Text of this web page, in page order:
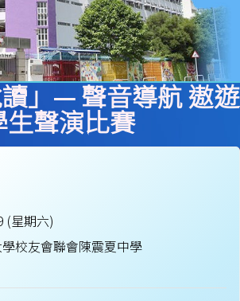
讀」— 聲音導航 遨遊
生聲演比賽
(星期六)
校友會聯會陳震夏中學